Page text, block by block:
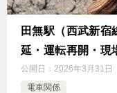
田無駅（西武新宿
延・運転再開・現
公開日： 2026年3月31日
電車関係